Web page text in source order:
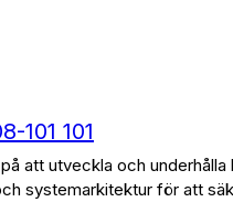
101 101
att utveckla och underhålla
systemarkitektur för att